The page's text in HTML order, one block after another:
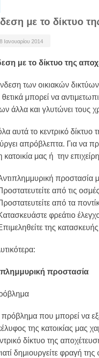
με το δίκτυο
8 Ιανουαρίου 2014
με το δίκτυο της
των οικιακών
μπορεί να
άλλα και γλυτώνει τους
αυτά το κεντρικό δίκτυο
απρόβλεπτα. Για να
κατοικία μας ή την
προστασία
από τις
από τα
φρεάτιο
της
προστασία
που μπορεί να
της κατοικίας μας
δίκτυο της
δημιουργείτε φραγή